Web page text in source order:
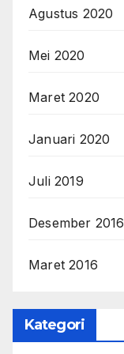
Agustus 2020
Mei 2020
Maret 2020
Januari 2020
Juli 2019
Desember 2016
Maret 2016
Kategori